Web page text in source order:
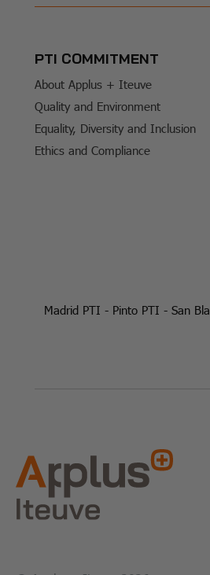
PTI COMMITMENT
About Applus + Iteuve
Quality and Environment
Equality, Diversity and Inclusion
Ethics and Compliance
Madrid PTI - Pinto PTI - San